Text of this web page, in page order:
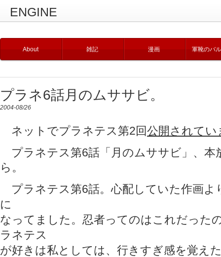
ENGINE
About 雑記 漫画 軍靴のバ
プラネ6話月のムササビ。
2004-08/26
ネットでプラネテス第2回公開されてい
プラネテス第6話「月のムササビ」、本
ら。
プラネテス第6話。心配していた作画よ
に
なってました。忍者ってのはこれだっ
ラネテス
が好きは私としては、行きすぎ感を覚え